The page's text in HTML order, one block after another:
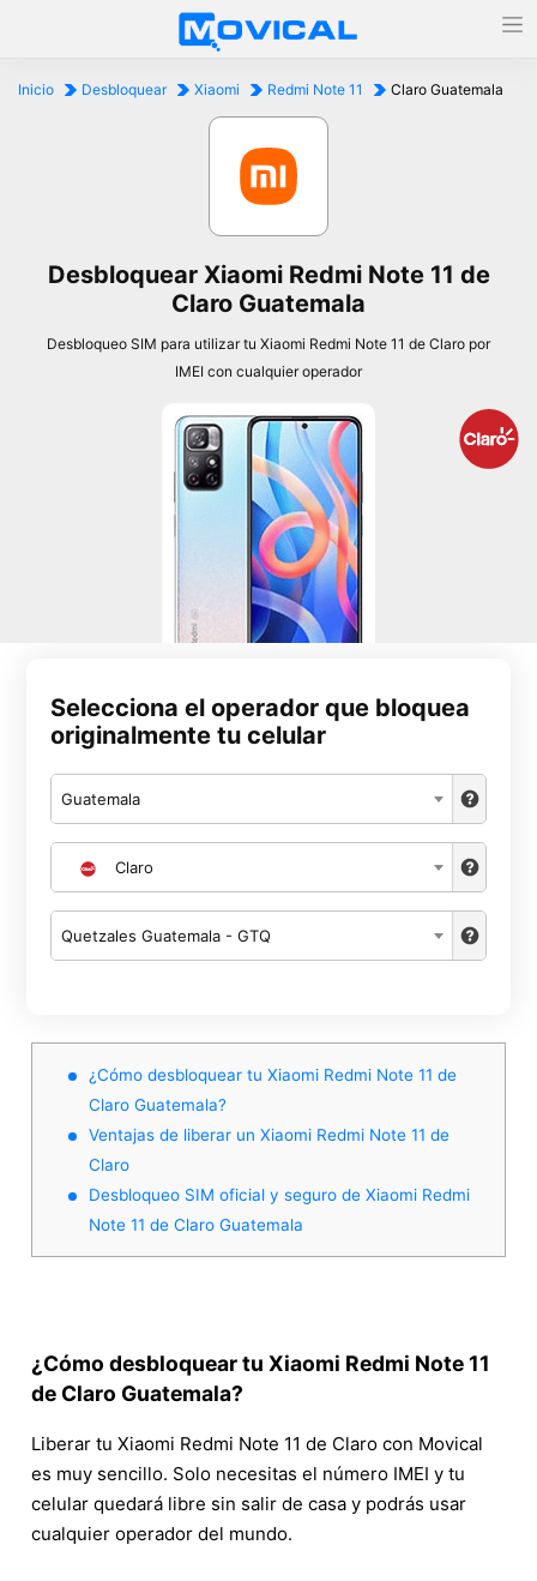
Inicio Desbloquear Xiaomi Redmi Note 11 Claro Guatemala
Desbloquear Xiaomi Redmi Note 11 de
Claro Guatemala
Desbloqueo SIM para utilizar tu Xiaomi Redmi Note 11 de Claro por
IMEI con cualquier operador
Selecciona el operador que bloquea
originalmente tu celular
Guatemala
Claro
Quetzales Guatemala - GTQ
¿Cómo desbloquear tu Xiaomi Redmi Note 11 de
Claro Guatemala?
Ventajas de liberar un Xiaomi Redmi Note 11 de
Claro
Desbloqueo SIM oficial y seguro de Xiaomi Redmi
Note 11 de Claro Guatemala
¿Cómo desbloquear tu Xiaomi Redmi Note 11
de Claro Guatemala?
Liberar tu Xiaomi Redmi Note 11 de Claro con Movical
es muy sencillo. Solo necesitas el número IMEI y tu
celular quedará libre sin salir de casa y podrás usar
cualquier operador del mundo.